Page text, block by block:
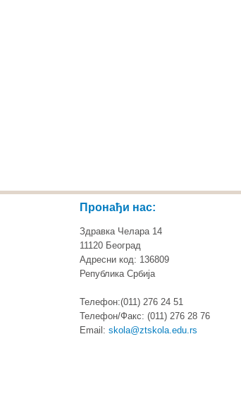
Пронађи нас:
Здравка Челара 14
11120 Београд
Адресни код: 136809
Република Србија
Телефон:(011) 276 24 51
Телефон/Факс: (011) 276 28 76
Email:skola@ztskola.edu.rs